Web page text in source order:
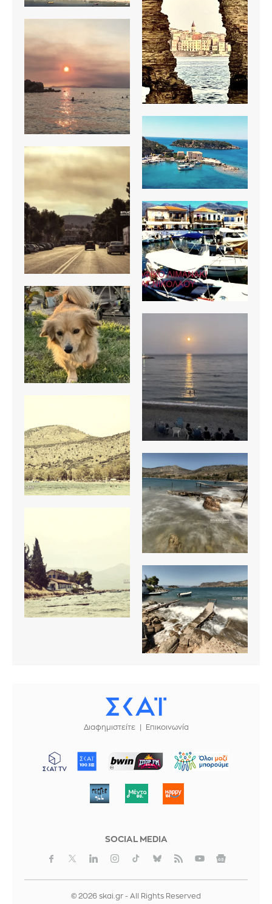
Διαφημιστείτε Επικοινωνία
ΜΠΟΡΟΥΜΕ
SOCIAL MEDIA
© 2026 skai.gr - All Rights Reserved